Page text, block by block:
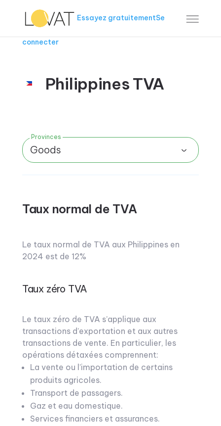
Essayez gratuitementSe
connecter
Philippines TVA
Provinces
Goods
Taux normal de TVA
Le taux normal de TVA aux Philippines en
2024 est de 12%
Taux zéro TVA
Le taux zéro de TVA s’applique aux
transactions d’exportation et aux autres
transactions de vente. En particulier, les
opérations détaxées comprennent:
La vente ou l’importation de certains
produits agricoles.
Transport de passagers.
Gaz et eau domestique.
Services financiers et assurances.